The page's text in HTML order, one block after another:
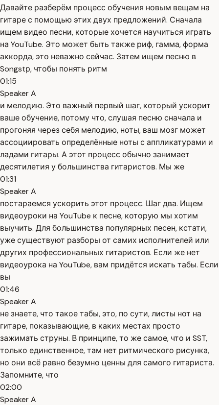
Давайте разберём процесс обучения новым вещам на
гитаре с помощью этих двух предложений. Сначала
ищем видео песни, которые хочется научиться играть
на YouTube. Это может быть также риф, гамма, форма
аккорда, это неважно сейчас. Затем ищем песню в
Songstр, чтобы понять ритм
01:15
Speaker A
и мелодию. Это важный первый шаг, который ускорит
ваше обучение, потому что, слушая песню сначала и
прогоняя через себя мелодию, ноты, ваш мозг может
ассоциировать определённые ноты с аппликатурами и
ладами гитары. А этот процесс обычно занимает
десятилетия у большинства гитаристов. Мы же
01:31
Speaker A
постараемся ускорить этот процесс. Шаг два. Ищем
видеоуроки на YouTube к песне, которую мы хотим
выучить. Для большинства популярных песен, кстати,
уже существуют разборы от самих исполнителей или
других профессиональных гитаристов. Если же нет
видеоурока на YouTube, вам придётся искать табы. Если
вы
01:46
Speaker A
не знаете, что такое табы, это, по сути, листы нот на
гитаре, показывающие, в каких местах просто
зажимать струны. В принципе, то же самое, что и SST,
только единственное, там нет ритмического рисунка,
но они всё равно безумно ценны для самого гитариста.
Запомните, что
02:00
Speaker A